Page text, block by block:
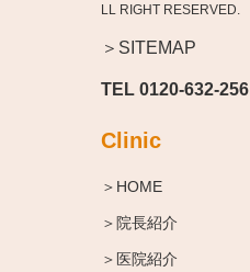
LL RIGHT RESERVED.
＞SITEMAP
TEL 0120-632-256
Clinic
＞HOME
＞院長紹介
＞医院紹介